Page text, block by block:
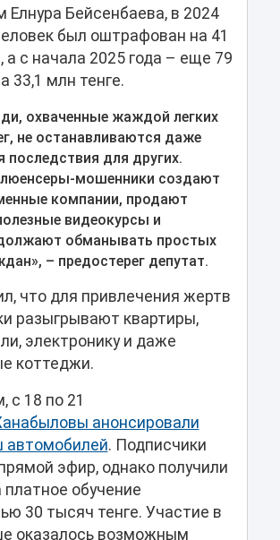
Елнура Бейсенбаева, в 2024
был оштрафован на 41
а с начала 2025 года – еще 79
33,1 млн тенге.
охваченные жаждой легких
не останавливаются даже
последствия для других.
мошенники создают
компании, продают
видеокурсы и
обманывать простых
– предостерег депутат.
что для привлечения жертв
разыгрывают квартиры,
электронику и даже
коттеджи.
с 18 по 21
анонсировали
автомобилей. Подписчики
эфир, однако получили
платное обучение
30 тысяч тенге. Участие в
оказалось возможным